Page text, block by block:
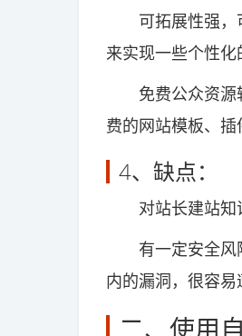
可拓展性强，可
来实现一些个性化
免费公众资源较
费的网站模板、插
4、缺点：
对站长建站知识
有一定安全风险
内的漏洞，很容易
二、使用